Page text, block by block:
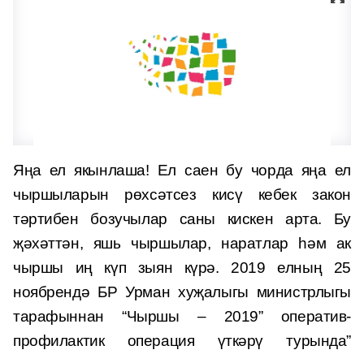
Яңа ел якынлаша! Ел саен бу чорда яңа ел
чыршыларын рөхсәтсез кисү кебек закон
тәртибен бозучылар саны кискен арта. Бу
җәхәттән, яшь чыршылар, наратлар һәм ак
чыршы иң күп зыян күрә. 2019 елның 25
ноябрендә БР Урман хуҗалыгы министрлыгы
тарафыннан “Чыршы – 2019” оператив-
профилактик операция үткәрү турында”